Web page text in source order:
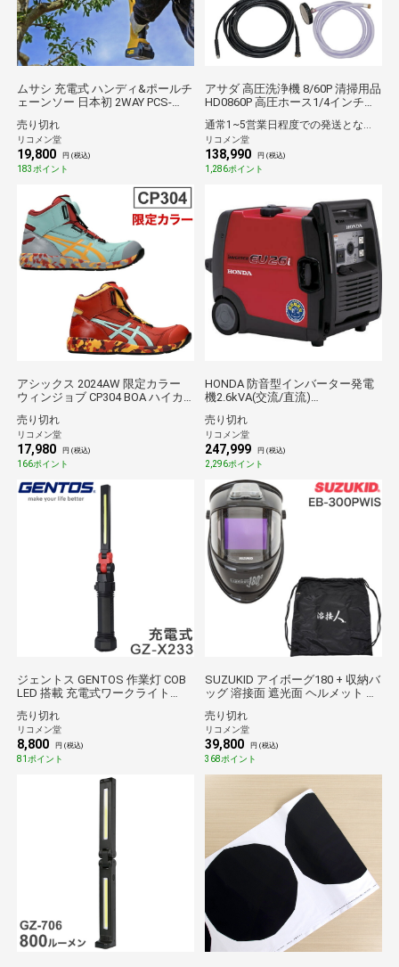
ムサシ 充電式 ハンディ&ポールチ
ェーンソー 日本初 2WAY PCS-
ー ハンディチェーンソー バッテ
リー 充電器付き ガーデントリマ
ー コードレス 剪定 枝切【送料無
料】
売り切れ
リコメン堂
19,800 円 (税込)
183ポイント
アサダ 高圧洗浄機 8/60P 清掃用品
HD0860P 高圧ホース1/4インチ
管ホース1/4用ハンドガン 洗管ホ
ース1/4コック無10m 吸水ホース
組3m他【送料無料】
通常1~5営業日程度での発送となります。
リコメン堂
138,990 円 (税込)
1,286ポイント
アシックス 2024AW 限定カラー
ウィンジョブ CP304 BOA ハイカ
ン性 グリップ性 かっこいい スパ
イスラテ×ライトセラドン ライト
セラドン×タイガーイエロー【送
料無料】
売り切れ
リコメン堂
17,980 円 (税込)
166ポイント
HONDA 防音型インバーター発電
機2.6kVA(交流/直流)
売り切れ
リコメン堂
247,999 円 (税込)
2,296ポイント
ジェントス GENTOS 作業灯 COB
LED 搭載 充電式ワークライト
作業灯 トップライト メインライ
ト 広範囲 GZ-X233【送料無料】
売り切れ
リコメン堂
8,800 円 (税込)
81ポイント
SUZUKID アイボーグ180 + 収納バ
ッグ 溶接面 遮光面 ヘルメット パ
限定セット EB-300PWIS スター電
器製造【送料無料】
売り切れ
リコメン堂
39,800 円 (税込)
368ポイント